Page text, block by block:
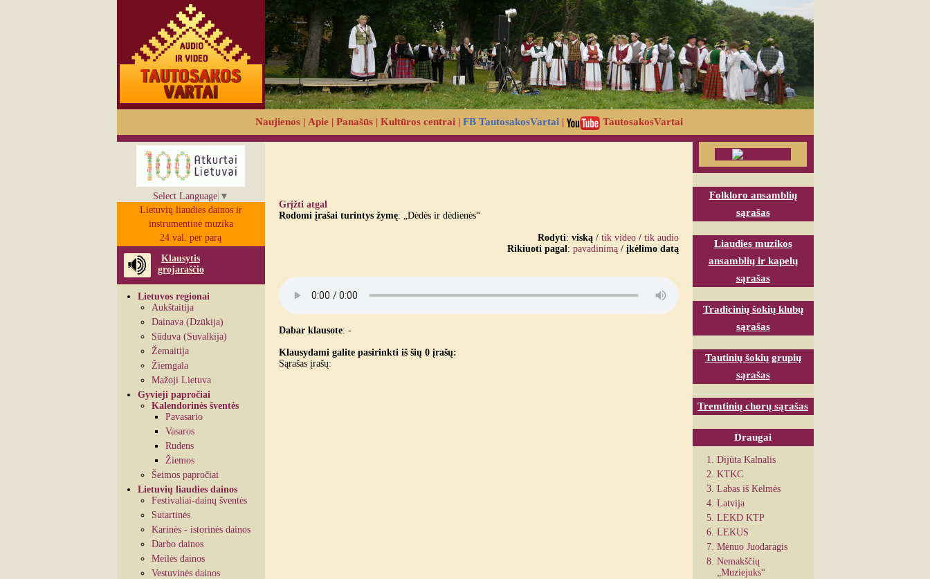
Naujienos| Apie | Panašūs| Kultūros centrai| FB TautosakosVartai | TautosakosVartai
Select Language ▼
Lietuvių liaudies dainos ir
instrumentinė muzika
24 val. per parą
Klausytis
grojaraščio
Lietuvos regionai
Aukštaitija
Dainava (Dzūkija)
Sūduva (Suvalkija)
Žemaitija
Žiemgala
Mažoji Lietuva
Gyvieji papročiai
Kalendorinės šventės
Pavasario
Vasaros
Rudens
Žiemos
Šeimos papročiai
Lietuvių liaudies dainos
Festivaliai-dainų šventės
Sutartinės
Karinės - istorinės dainos
Darbo dainos
Meilės dainos
Vestuvinės dainos
Grįžti atgal
Rodomi įrašai turintys žymę: „Dėdės ir dėdienės“
Rodyti: viską/ tik video/ tik audio
Rikiuoti pagal: pavadinimą/ įkėlimo datą
Dabar klausote: -
Klausydami galite pasirinkti iš šių 0 įrašų:
Sąrašas įrašų:
Folkloro ansamblių
sąrašas
Liaudies muzikos
ansamblių ir kapelų
sąrašas
Tradicinių šokių klubų
sąrašas
Tautinių šokių grupių
sąrašas
Tremtinių chorų sąrašas
Draugai
Dijūta Kalnalis
KTKC
Labas iš Kelmės
Latvija
LEKD KTP
LEKUS
Mėnuo Juodaragis
Nemakščių
„Muziejuks“